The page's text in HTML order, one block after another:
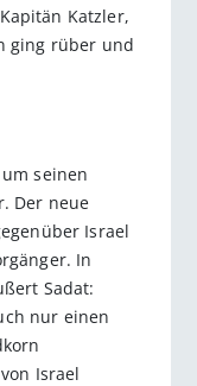
Katzler,
ging rüber und
seinen
Der neue
Israel
In
Sadat:
nur einen
Israel